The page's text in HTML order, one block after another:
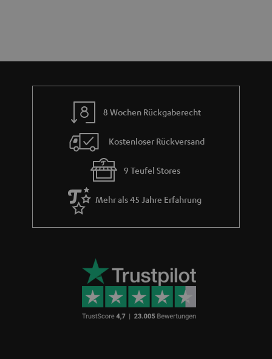
m
8 Wochen Rückgaberecht
Kostenloser Rückversand
9 Teufel Stores
Mehr als 45 Jahre Erfahrung